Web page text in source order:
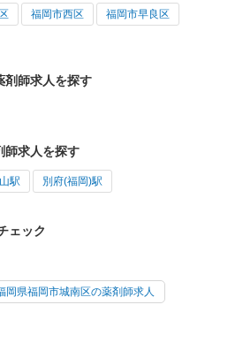
福岡市西区 福岡市早良区
剤師求人を探す
師求人を探す
駅 別府(福岡)駅
ェック
岡県福岡市城南区の薬剤師求人